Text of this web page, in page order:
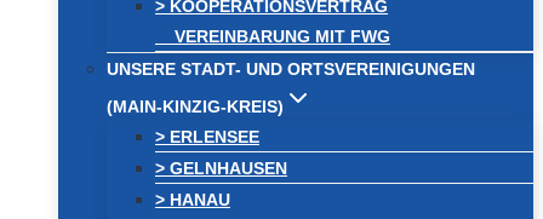
> KOOPERATIONSVERTRAG
VEREINBARUNG MIT FWG
UNSERE STADT- UND ORTSVEREINIGUNGEN
(MAIN-KINZIG-KREIS)
> ERLENSEE
> GELNHAUSEN
> HANAU